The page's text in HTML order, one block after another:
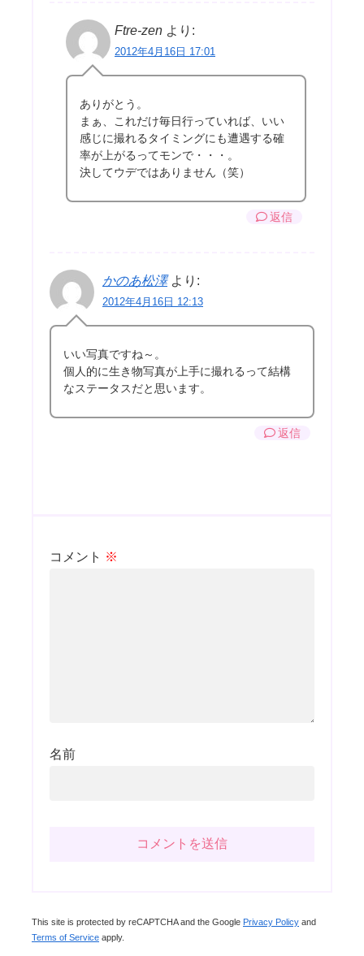
Ftre-zen より:
2012年4月16日 17:01
ありがとう。
まぁ、これだけ毎日行っていれば、いい
感じに撮れるタイミングにも遭遇する確
率が上がるってモンで・・・。
決してウデではありません（笑）
返信
かのあ松澤 より:
2012年4月16日 12:13
いい写真ですね～。
個人的に生き物写真が上手に撮れるって結構
なステータスだと思います。
返信
コメント ※
名前
This site is protected by reCAPTCHA and the Google Privacy Policy and
Terms of Service apply.